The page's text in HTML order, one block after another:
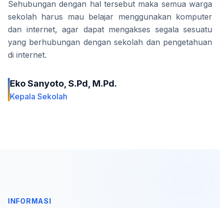
Sehubungan dengan hal tersebut maka semua warga
sekolah harus mau belajar menggunakan komputer
dan internet, agar dapat mengakses segala sesuatu
yang berhubungan dengan sekolah dan pengetahuan
di internet.
Eko Sanyoto, S.Pd, M.Pd.
Kepala Sekolah
INFORMASI